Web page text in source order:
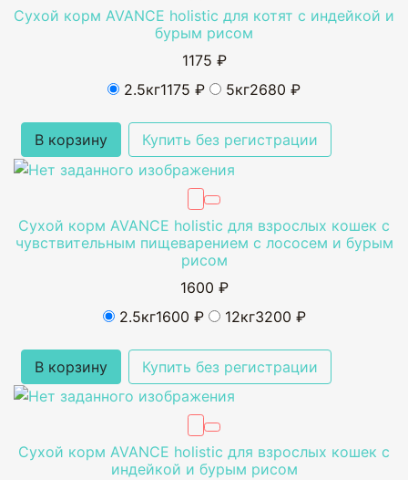
Сухой корм AVANCE holistic для котят с индейкой и
бурым рисом
1175 ₽
2.5кг1175 ₽ 5кг2680 ₽
В корзину Купить без регистрации
Сухой корм AVANCE holistic для взрослых кошек с
чувствительным пищеварением с лососем и бурым
рисом
1600 ₽
2.5кг1600 ₽ 12кг3200 ₽
В корзину Купить без регистрации
Сухой корм AVANCE holistic для взрослых кошек с
индейкой и бурым рисом